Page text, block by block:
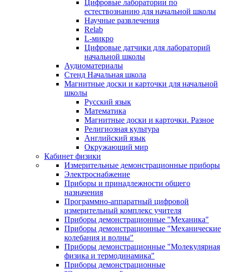
Цифровые лаборатории по
естествознанию для начальной школы
Научные развлечения
Relab
L-микро
Цифровые датчики для лабораторий
начальной школы
Аудиоматериалы
Стенд Начальная школа
Магнитные доски и карточки для начальной
школы
Русский язык
Математика
Магнитные доски и карточки. Разное
Религиозная культура
Английский язык
Окружающий мир
Кабинет физики
Измерительные демонстрационные приборы
Электроснабжение
Приборы и принадлежности общего
назначения
Программно-аппаратный цифровой
измерительный комплекс учителя
Приборы демонстрационные "Механика"
Приборы демонстрационные "Механические
колебания и волны"
Приборы демонстрационные "Молекулярная
физика и термодинамика"
Приборы демонстрационные